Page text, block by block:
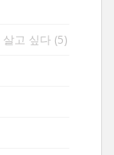
고 싶다 (5)